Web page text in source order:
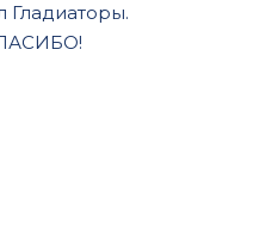
Гладиаторы.